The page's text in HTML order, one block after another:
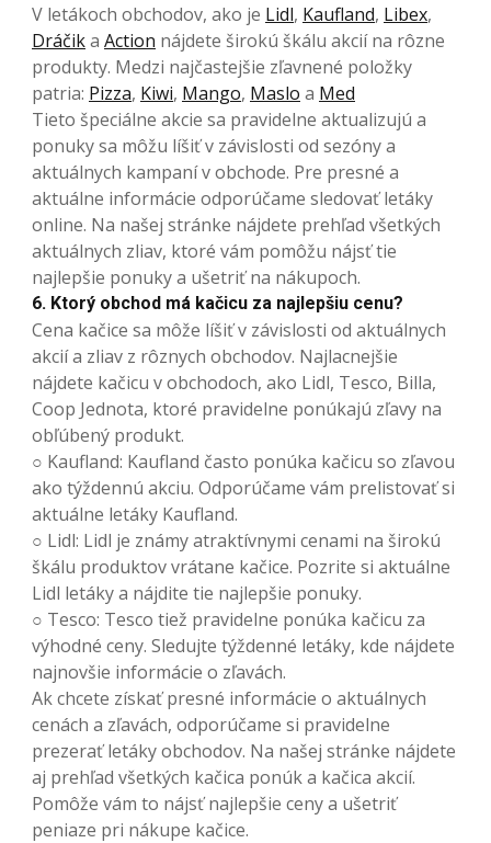
V letákoch obchodov, ako je Lidl, Kaufland, Libex,
Dráčika Action nájdete širokú škálu akcií na rôzne
produkty. Medzi najčastejšie zľavnené položky
patria: Pizza, Kiwi, Mango, Maslo a Med
Tieto špeciálne akcie sa pravidelne aktualizujú a
ponuky sa môžu líšiť v závislosti od sezóny a
aktuálnych kampaní v obchode. Pre presné a
aktuálne informácie odporúčame sledovať letáky
online. Na našej stránke nájdete prehľad všetkých
aktuálnych zliav, ktoré vám pomôžu nájsť tie
najlepšie ponuky a ušetriť na nákupoch.
6. Ktorý obchod má kačicu za najlepšiu cenu?
Cena kačice sa môže líšiť v závislosti od aktuálnych
akcií a zliav z rôznych obchodov. Najlacnejšie
nájdete kačicu v obchodoch, ako Lidl, Tesco, Billa,
Coop Jednota, ktoré pravidelne ponúkajú zľavy na
obľúbený produkt.
○ Kaufland: Kaufland často ponúka kačicu so zľavou
ako týždennú akciu. Odporúčame vám prelistovať si
aktuálne letáky Kaufland.
○ Lidl: Lidl je známy atraktívnymi cenami na širokú
škálu produktov vrátane kačice. Pozrite si aktuálne
Lidl letáky a nájdite tie najlepšie ponuky.
○ Tesco: Tesco tiež pravidelne ponúka kačicu za
výhodné ceny. Sledujte týždenné letáky, kde nájdete
najnovšie informácie o zľavách.
Ak chcete získať presné informácie o aktuálnych
cenách a zľavách, odporúčame si pravidelne
prezerať letáky obchodov. Na našej stránke nájdete
aj prehľad všetkých kačica ponúk a kačica akcií.
Pomôže vám to nájsť najlepšie ceny a ušetriť
peniaze pri nákupe kačice.